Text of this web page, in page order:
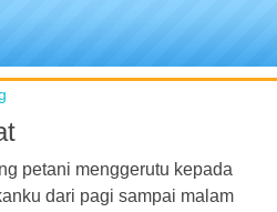
petani menggerutu kepada
dari pagi sampai malam